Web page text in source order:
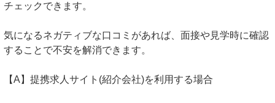
チェックできます。
気になるネガティブな口コミがあれば、面接や見学時に確認
することで不安を解消できます。
【A】提携求人サイト(紹介会社)を利用する場合